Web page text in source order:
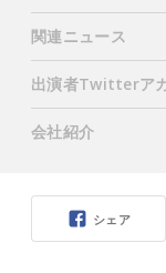
シェア
関連ニュース
出演者Twitterア
会社紹介